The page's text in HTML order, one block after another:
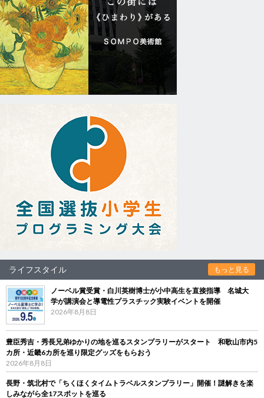
ライフスタイル もっと見る
ノーベル賞受賞・白川英樹博士が小中高生を直接指導 名城大
学が講演会と導電性プラスチック実験イベントを開催
2026年8月8日
豊臣秀吉・秀長兄弟ゆかりの地を巡るスタンプラリーがスタート 和歌山市内5
カ所・近畿6カ所を巡り限定グッズをもらおう
2026年8月8日
長野・筑北村で「ちくほくタイムトラベルスタンプラリー」開催！謎解きを楽
しみながら全17スポットを巡る